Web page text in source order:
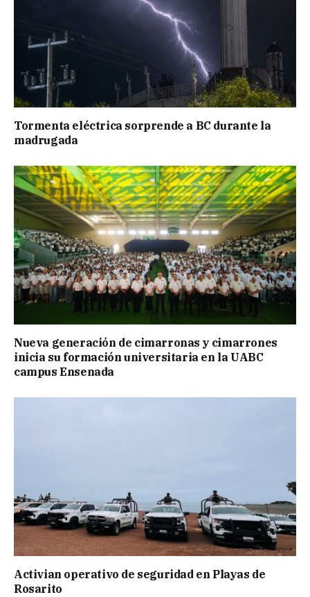
Tormenta eléctrica sorprende a BC durante la
madrugada
Nueva generación de cimarronas y cimarrones
inicia su formación universitaria en la UABC
campus Ensenada
Activian operativo de seguridad en Playas de
Rosarito